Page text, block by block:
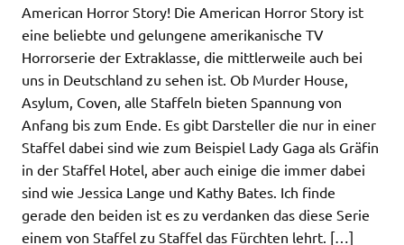
American Horror Story! Die American Horror Story ist
eine beliebte und gelungene amerikanische TV
Horrorserie der Extraklasse, die mittlerweile auch bei
uns in Deutschland zu sehen ist. Ob Murder House,
Asylum, Coven, alle Staffeln bieten Spannung von
Anfang bis zum Ende. Es gibt Darsteller die nur in einer
Staffel dabei sind wie zum Beispiel Lady Gaga als Gräfin
in der Staffel Hotel, aber auch einige die immer dabei
sind wie Jessica Lange und Kathy Bates. Ich finde
gerade den beiden ist es zu verdanken das diese Serie
einem von Staffel zu Staffel das Fürchten lehrt. […]